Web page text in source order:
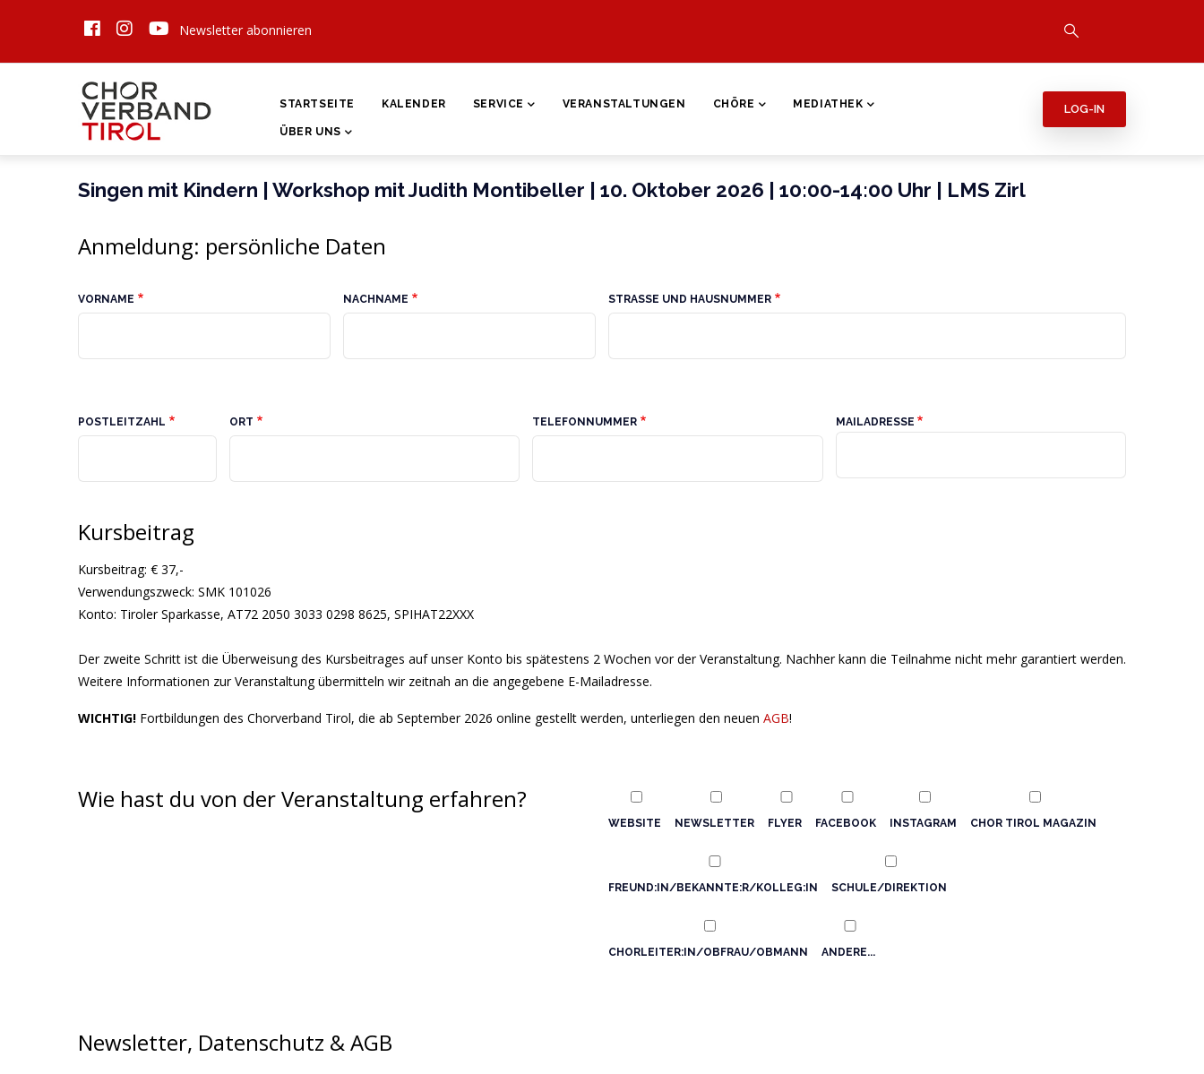
Newsletter abonnieren
HAUPTNAVIGATION
STARTSEITE KALENDER SERVICE VERANSTALTUNGEN CHÖRE MEDIATHEK
ÜBER UNS
LOG-IN
Singen mit Kindern | Workshop mit Judith Montibeller | 10. Oktober 2026 | 10:00-14:00 Uhr | LMS Zirl
Anmeldung: persönliche Daten
VORNAME NACHNAME STRASSE UND HAUSNUMMER
POSTLEITZAHL ORT TELEFONNUMMER MAILADRESSE
Kursbeitrag
Kursbeitrag: € 37,-
Verwendungszweck: SMK 101026
Konto: Tiroler Sparkasse, AT72 2050 3033 0298 8625, SPIHAT22XXX
Der zweite Schritt ist die Überweisung des Kursbeitrages auf unser Konto bis spätestens 2 Wochen vor der Veranstaltung. Nachher kann die Teilnahme nicht mehr garantiert werden.
Weitere Informationen zur Veranstaltung übermitteln wir zeitnah an die angegebene E-Mailadresse.
WICHTIG! Fortbildungen des Chorverband Tirol, die ab September 2026 online gestellt werden, unterliegen den neuen AGB!
Wie hast du von der Veranstaltung erfahren?
Wie
hast
du
der
WEBSITE NEWSLETTER FLYER FACEBOOK INSTAGRAM CHOR TIROL MAGAZIN
FREUND:IN/BEKANNTE:R/KOLLEG:IN SCHULE/DIREKTION
CHORLEITER:IN/OBFRAU/OBMANN ANDERE...
Newsletter, Datenschutz & AGB